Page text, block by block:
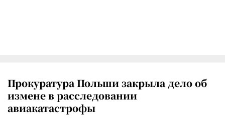
Прокуратура Польши закрыла дело об
измене в расследовании
авиакатастрофы